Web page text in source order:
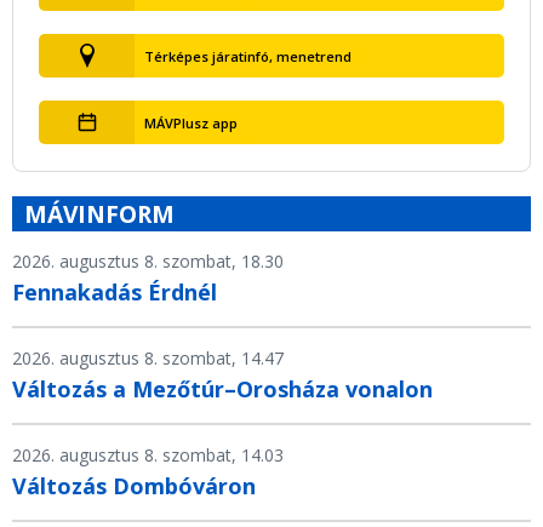
Térképes járatinfó, menetrend
MÁVPlusz app
MÁVINFORM
2026. augusztus 8. szombat, 18.30
Fennakadás Érdnél
2026. augusztus 8. szombat, 14.47
Változás a Mezőtúr–Orosháza vonalon
2026. augusztus 8. szombat, 14.03
Változás Dombóváron